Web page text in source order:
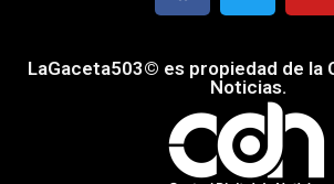
LaGaceta503© es propiedad de la
Noticias.